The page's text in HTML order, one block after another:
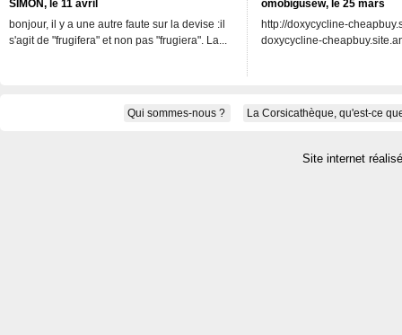
SIMON, le 11 avril
bonjour, il y a une autre faute sur la devise :il
s'agit de "frugifera" et non pas "frugiera". La...
omobigusew, le 25 mars
http://doxycycline-
doxycycline-
Qui sommes-nous ? La Corsicathèque, qu'est-ce
Site internet